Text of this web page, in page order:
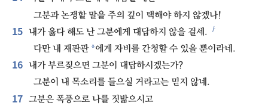
그분과 논쟁할 말을 주의 깊이 택해야 하지 않겠나!
15 내가 옳다 해도 난 그분에게 대답하지 않을 걸세. ㅏ
다만 내 재판관 *에게 자비를 간청할 수 있을 뿐이라네.
16
내가 부르짖으면 그분이 대답하시겠는가?
그분이 내 목소리를 들으실 거라고는 믿지 않네.
17 그분은 폭풍으로 나를 짓밟으시고